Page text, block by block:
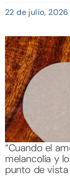
22 de julio, 2026
“Cuando el
melancolía y
punto de